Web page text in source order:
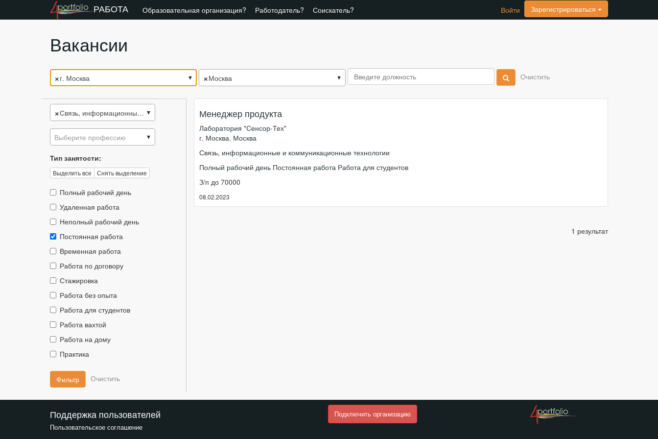
РАБОТА Образовательная организация? Работодатель? Соискатель? Войти Зарегистрироваться
Вакансии
×г. Москва ×Москва
×Связь, информационные и коммуникационные технологии
Выберите профессию
Тип занятости:
Выделить все Снять выделение
Тип
Полный рабочий день
Тип
Удаленная работа
Тип
Неполный рабочий день
Тип
Постоянная работа
Тип
Временная работа
Тип
Работа по договору
Тип
Стажировка
Тип
Работа без опыта
Тип
Работа для студентов
Тип
Работа вахтой
Тип
Работа на дому
Тип
Практика
Фильтр
Менеджер продукта
Лаборатория "Сенсор-Тех"
г. Москва, Москва
Связь, информационные и коммуникационные технологии
Полный рабочий день Постоянная работа Работа для студентов
З/п до 70000
08.02.2023
1 результат
Поддержка пользователей
Пользовательское соглашение
Подключить организацию